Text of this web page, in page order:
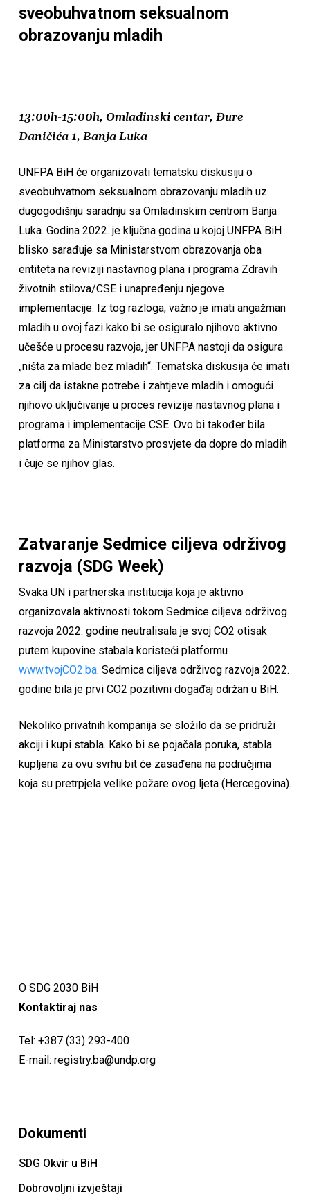
sveobuhvatnom seksualnom
obrazovanju mladih
13:00h-15:00h, Omladinski centar, Đure
Daničića 1, Banja Luka
UNFPA BiH će organizovati tematsku diskusiju o
sveobuhvatnom seksualnom obrazovanju mladih uz
dugogodišnju saradnju sa Omladinskim centrom Banja
Luka. Godina 2022. je ključna godina u kojoj UNFPA BiH
blisko sarađuje sa Ministarstvom obrazovanja oba
entiteta na reviziji nastavnog plana i programa Zdravih
životnih stilova/CSE i unapređenju njegove
implementacije. Iz tog razloga, važno je imati angažman
mladih u ovoj fazi kako bi se osiguralo njihovo aktivno
učešće u procesu razvoja, jer UNFPA nastoji da osigura
„ništa za mlade bez mladih“. Tematska diskusija će imati
za cilj da istakne potrebe i zahtjeve mladih i omogući
njihovo uključivanje u proces revizije nastavnog plana i
programa i implementacije CSE. Ovo bi također bila
platforma za Ministarstvo prosvjete da dopre do mladih
i čuje se njihov glas.
Zatvaranje Sedmice ciljeva održivog
razvoja (SDG Week)
Svaka UN i partnerska institucija koja je aktivno
organizovala aktivnosti tokom Sedmice ciljeva održivog
razvoja 2022. godine neutralisala je svoj CO2 otisak
putem kupovine stabala koristeći platformu
www.tvojCO2.ba. Sedmica ciljeva održivog razvoja 2022.
godine bila je prvi CO2 pozitivni događaj održan u BiH.
Nekoliko privatnih kompanija se složilo da se pridruži
akciji i kupi stabla. Kako bi se pojačala poruka, stabla
kupljena za ovu svrhu bit će zasađena na područjima
koja su pretrpjela velike požare ovog ljeta (Hercegovina).
O SDG 2030 BiH
Kontaktiraj nas
Tel: +387 (33) 293-400
E-mail: registry.ba@undp.org
Dokumenti
SDG Okvir u BiH
Dobrovoljni izvještaji